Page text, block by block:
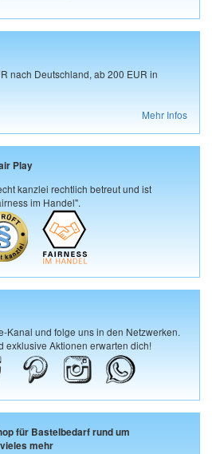
nach Deutschland, ab 200 EUR in
Mehr Infos
Play
kanzlei rechtlich betreut und ist
im Handel".
Kanal und folge uns in den Netzwerken.
exklusive Aktionen erwarten dich!
für Bastelbedarf rund um
mehr